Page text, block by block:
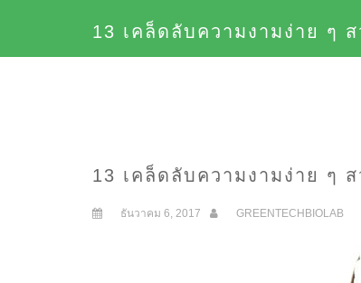
13 เคล็ดลับความงามง่าย ๆ
13 เคล็ดลับความงามง่าย ๆ
ธันวาคม 6, 2017 GREENTECHBIOLAB